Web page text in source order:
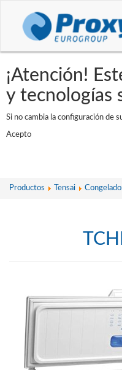
¡Atención!
y tecnologías
Si no cambia la configuración de
Acepto
Productos Tensai